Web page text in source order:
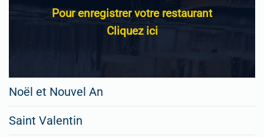
Pour enregistrer votre restaurant
Cliquez ici
Noël et Nouvel An
Saint Valentin